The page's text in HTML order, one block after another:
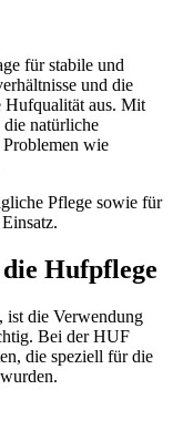
für stabile und
und die
Hufqualität aus. Mit
die natürliche
wie
Pflege sowie für
Hufpflege
ist die Verwendung
Bei der HUF
die speziell für die